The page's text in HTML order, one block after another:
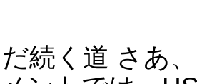
続く道 さあ